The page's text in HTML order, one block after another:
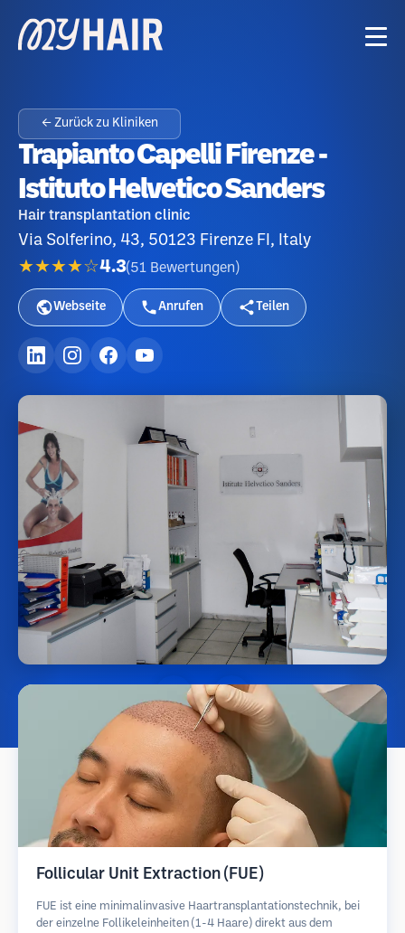
← Zurück zu Kliniken
Trapianto Capelli Firenze -
Istituto Helvetico Sanders
Hair transplantation clinic
Via Solferino, 43, 50123 Firenze FI, Italy
★★★★☆4.3(51 Bewertungen )
Webseite Anrufen Teilen
Follicular Unit Extraction (FUE)
FUE ist eine minimalinvasive Haartransplantationstechnik, bei
der einzelne Follikeleinheiten (1-4 Haare) direkt aus dem